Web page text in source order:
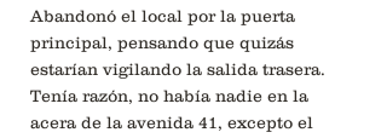
Abandonó el local por la puerta
principal, pensando que quizás
estarían vigilando la salida trasera.
Tenía razón, no había nadie en la
acera de la avenida 41, excepto el